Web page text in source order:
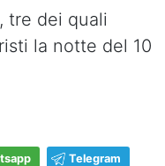
tre dei quali
la notte del 10
Telegram